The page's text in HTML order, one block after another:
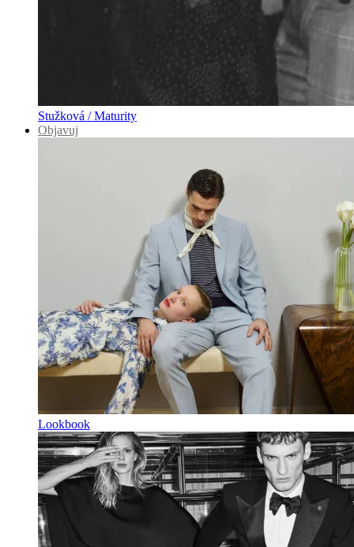
Stužková / Maturity
Objavuj
Lookbook